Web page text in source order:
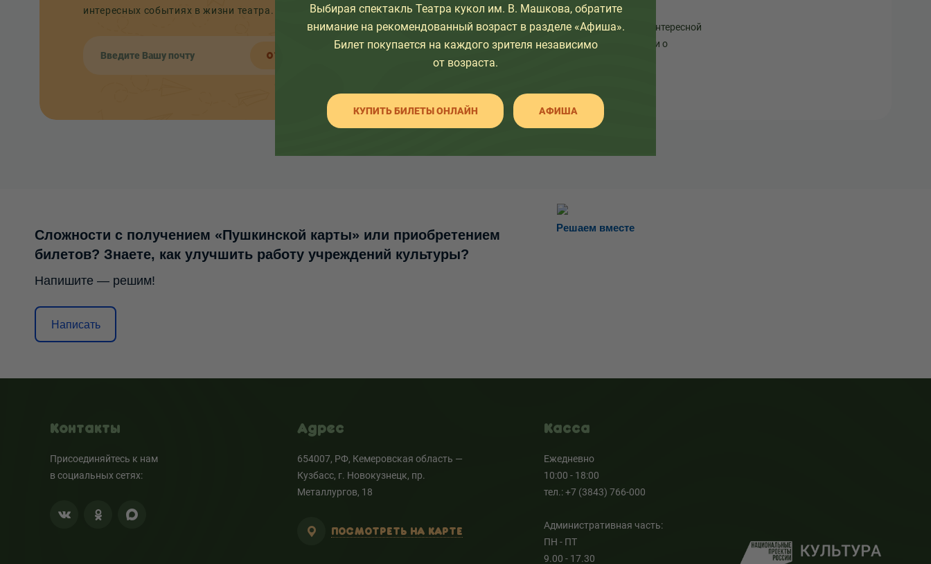
интересных событиях в жизни театра.
ОТПРАВИТЬ
Здесь вы так же найдете много интересной
информации об артистах театра и о
Решаем вместе
Сложности с получением «Пушкинской карты» или приобретением
билетов? Знаете, как улучшить работу учреждений культуры?
Напишите — решим!
Написать
Контакты
Присоединяйтесь к нам
в социальных сетях:
Адрес
654007, РФ, Кемеровская область —
Кузбасс, г. Новокузнецк, пр.
Металлургов, 18
ПОСМОТРЕТЬ НА КАРТЕ
Касса
Ежедневно
10:00 - 18:00
тел.: +7 (3843) 766-000
Административная часть:
ПН - ПТ
9.00 - 17.30
Выбирая спектакль Театра кукол им. В. Машкова, обратите
внимание на рекомендованный возраст в разделе «Афиша».
Билет покупается на каждого зрителя независимо
от возраста.
КУПИТЬ БИЛЕТЫ ОНЛАЙН АФИША